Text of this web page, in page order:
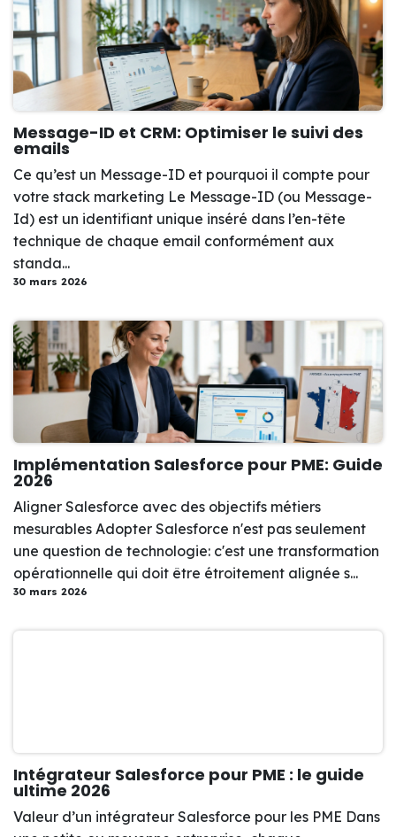
Message-ID et CRM: Optimiser le suivi des
emails
Ce qu’est un Message-ID et pourquoi il compte pour
votre stack marketing Le Message-ID (ou Message-
Id) est un identifiant unique inséré dans l’en-tête
technique de chaque email conformément aux
standa...
30 mars 2026
Implémentation Salesforce pour PME: Guide
2026
Aligner Salesforce avec des objectifs métiers
mesurables Adopter Salesforce n'est pas seulement
une question de technologie: c'est une transformation
opérationnelle qui doit être étroitement alignée s...
30 mars 2026
Intégrateur Salesforce pour PME : le guide
ultime 2026
Valeur d’un intégrateur Salesforce pour les PME Dans